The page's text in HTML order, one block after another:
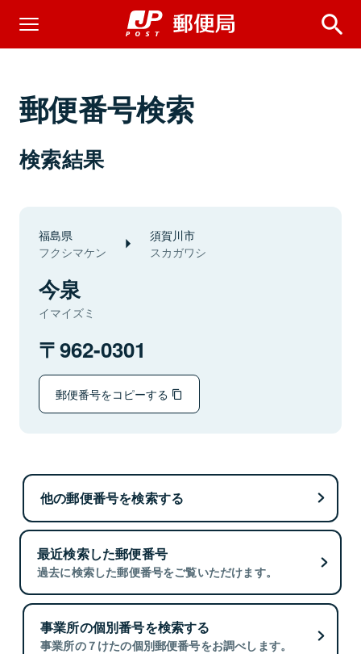
郵便番号検索
検索結果
福島県
フクシマケン
須賀川市
スカガワシ
今泉
イマイズミ
962-0301
郵便番号をコピーする
他の郵便番号を検索する
最近検索した郵便番号
過去に検索した郵便番号をご覧いただけます。
事業所の個別番号を検索する
事業所の７けたの個別郵便番号をお調べします。